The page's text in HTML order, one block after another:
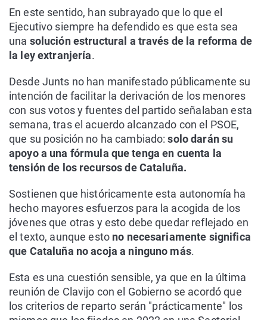
En este sentido, han subrayado que lo que el
Ejecutivo siempre ha defendido es que esta sea
una solución estructural a través de la reforma de
la ley extranjería.
Desde Junts no han manifestado públicamente su
intención de facilitar la derivación de los menores
con sus votos y fuentes del partido señalaban esta
semana, tras el acuerdo alcanzado con el PSOE,
que su posición no ha cambiado:solo darán su
apoyo a una fórmula que tenga en cuenta la
tensión de los recursos de Cataluña.
Sostienen que históricamente esta autonomía ha
hecho mayores esfuerzos para la acogida de los
jóvenes que otras y esto debe quedar reflejado en
el texto, aunque esto no necesariamente significa
que Cataluña no acoja a ninguno más.
Esta es una cuestión sensible, ya que en la última
reunión de Clavijo con el Gobierno se acordó que
los criterios de reparto serán "prácticamente" los